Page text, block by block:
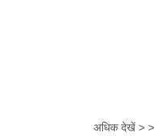
अधिक देखें > >